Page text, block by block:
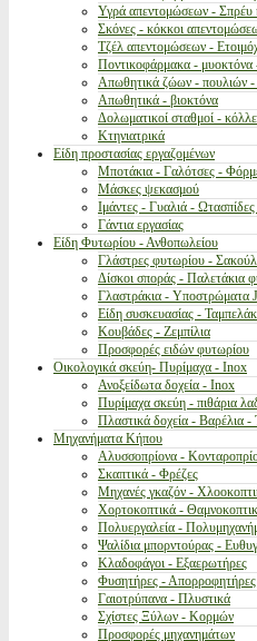
Υγρά απεντομώσεων - Σπρέυ
Σκόνες - κόκκοι
Τζέλ απεντομώσεων -
Ποντικοφάρμακα - μυοκτόνα
Απωθητικά ζώων - πουλιών -
Απωθητικά - βιοκτόνα
Δολωματικοί σταθμοί -
Κτηνιατρικά
Είδη προστασίας εργαζομένων
Μποτάκια - Γαλότσες -
Μάσκες ψεκασμού
Ιμάντες - Γυαλιά -
Γάντια εργασίας
Είδη Φυτωρίου - Ανθοπωλείου
Γλάστρες φυτωρίου -
Δίσκοι σποράς - Παλετάκια
Γλαστράκια - Υποστρώματα
Είδη συσκευασίας -
Κουβάδες - Ζεμπίλια
Προσφορές ειδών φυτωρίου
Οικολογικά σκεύη- Πυρίμαχα - Inox
Ανοξείδωτα δοχεία - Inox
Πυρίμαχα σκεύη - πιθάρια
Πλαστικά δοχεία - Βαρέλια -
Μηχανήματα Κήπου
Αλυσσοπρίονα -
Σκαπτικά - Φρέζες
Μηχανές γκαζόν -
Χορτοκοπτικά -
Πολυεργαλεία -
Ψαλίδια μπορντούρας -
Κλαδοφάγοι - Εξαερωτήρες
Φυσητήρες -
Γαιοτρύπανα - Πλυστικά
Σχίστες Ξύλων - Κορμών
Προσφορές μηχανημάτων